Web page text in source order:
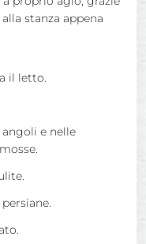
stanza appena
il letto.
e nelle